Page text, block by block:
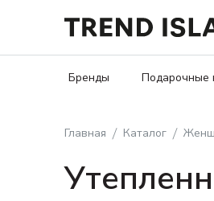
Бренды Подарочные
Главная Каталог